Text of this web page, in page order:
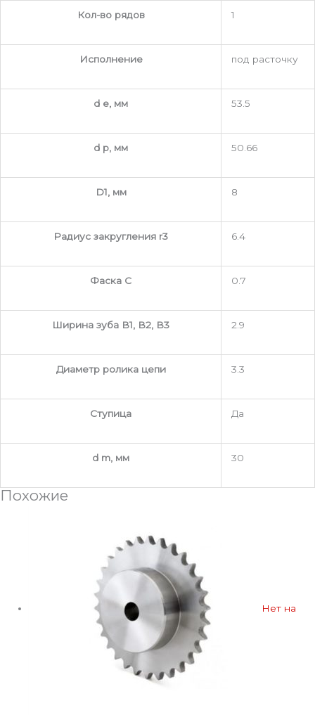
Кол-во рядов 1
Исполнение под расточку
d e, мм 53.5
d p, мм 50.66
D1, мм 8
Радиус закругления r3 6.4
Фаска C 0.7
Ширина зуба В1, В2, В3 2.9
Диаметр ролика цепи 3.3
Ступица Да
d m, мм 30
Похожие
Нет на